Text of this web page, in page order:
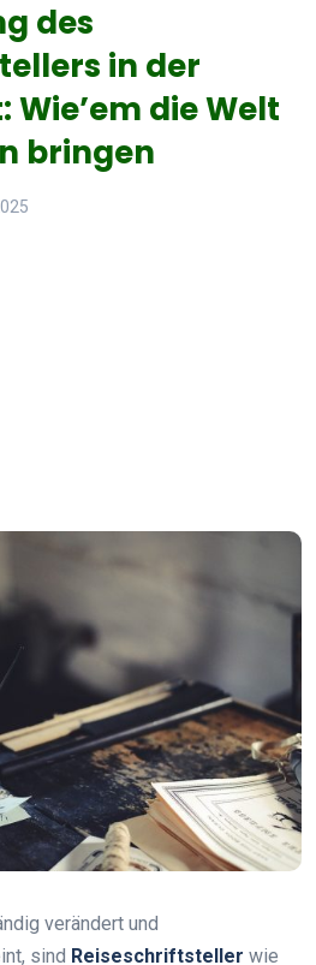
des
in der
Wie’em die Welt
bringen
verändert und
sind Reiseschriftsteller wie